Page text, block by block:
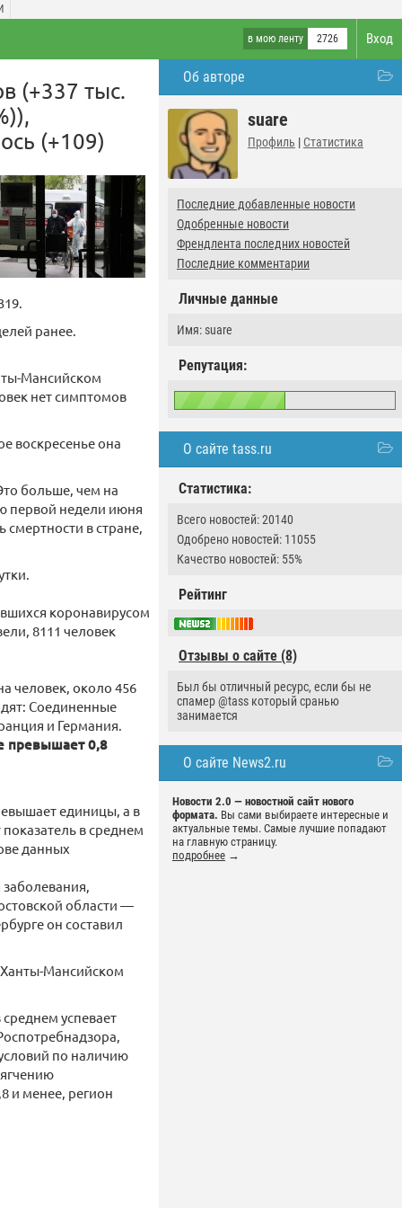
Вход
в мою ленту 2726
Об авторе
suare
Профиль | Статистика
Последние добавленные новости
Одобренные новости
Френдлента последних новостей
Последние комментарии
Личные данные
Имя: suare
Репутация:
О сайте tass.ru
Статистика:
Всего новостей: 20140
Одобрено новостей: 11055
Качество новостей: 55%
Рейтинг
Отзывы о сайте (8)
Был бы отличный ресурс, если бы не
спамер @tass который сранью
занимается
О сайте News2.ru
Новости 2.0 — новостной сайт нового
формата. Вы сами выбираете интересные и
актуальные темы. Самые лучшие попадают
на главную страницу.
подробнее →
(+337 тыс.
(+109)
ранее.
Мансийском
нет симптомов
воскресенье она
больше, чем на
первой недели июня
в стране,
коронавирусом
8111 человек
человек, около 456
Соединенные
и Германия.
превышает 0,8
единицы, а в
в среднем
данных
области —
он составил
Мансийском
успевает
по наличию
и менее, регион